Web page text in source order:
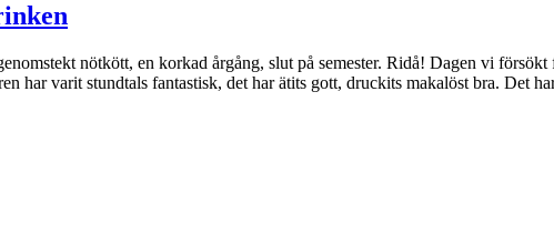
nötkött, en korkad årgång, slut på semester. Ridå! Dagen vi
har varit stundtals fantastisk, det har ätits gott, druckits makalöst bra. Det